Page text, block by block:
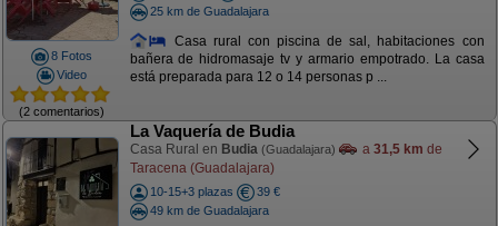
8 Fotos
Video
(2 comentarios)
25 km de Guadalajara
Casa rural con piscina de sal, habitaciones con
bañera de hidromasaje tv y armario empotrado. La casa
está preparada para 12 o 14 personas p ...
La Vaquería de Budia
Casa Rural en Budia (Guadalajara) a 31,5 km de
Taracena (Guadalajara)
10-15+3 plazas
39 €
49 km de Guadalajara